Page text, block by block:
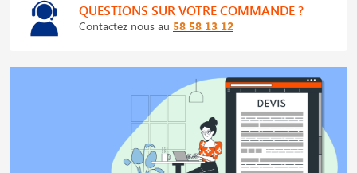
QUESTIONS SUR VOTRE COMMANDE ?
Contactez nous au 58 58 13 12